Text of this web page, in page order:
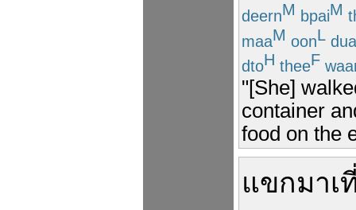
deernM bpaiM
maaM oonL
dtoH theeF
"[She]
container
food on the
แขกมาเ